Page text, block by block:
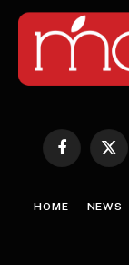
Facebook
X
HOME NEWS